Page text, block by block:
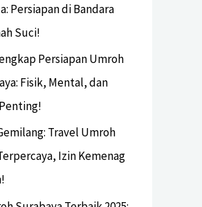
Persiapan di Bandara
Suci!
Persiapan Umroh
Fisik, Mental, dan
Travel Umroh
Izin Kemenag